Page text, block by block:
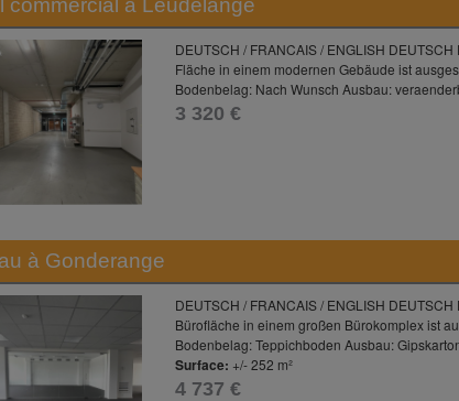
commercial à Leudelange
DEUTSCH / FRANCAIS / ENGLISH
Fläche in einem modernen Gebäude ist
Bodenbelag: Nach Wunsch Ausbau:
3 320 €
à Gonderange
DEUTSCH / FRANCAIS / ENGLISH
Bürofläche in einem großen Bürokomplex ist
Bodenbelag: Teppichboden Ausbau:
Surface: +/- 252 m²
4 737 €